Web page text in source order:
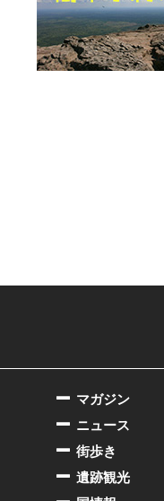
マガジン
ニュース
街歩き
遺跡観光